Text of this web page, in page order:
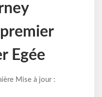
Egée
Mise à jour :